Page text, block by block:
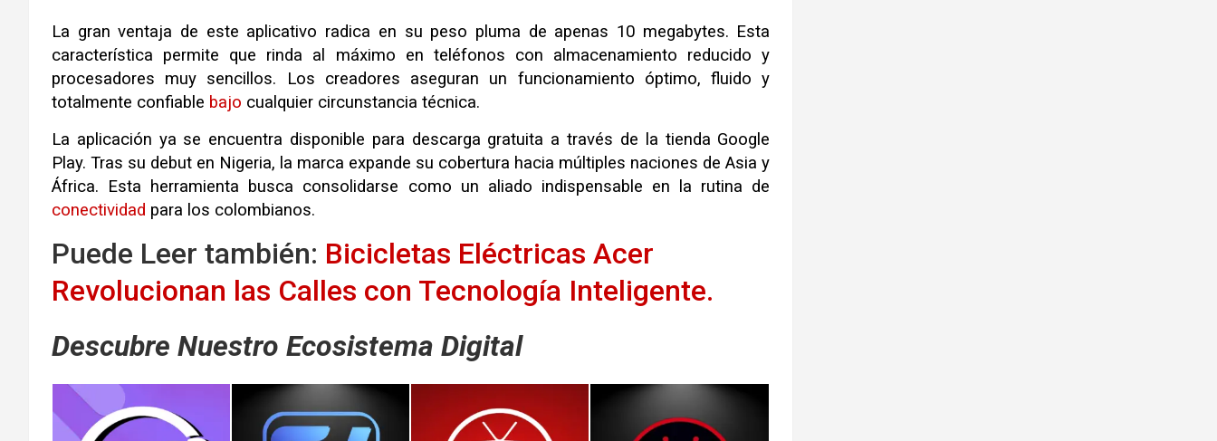
La gran ventaja de este aplicativo radica en su peso pluma de apenas 10 megabytes. Esta
característica permite que rinda al máximo en teléfonos con almacenamiento reducido y
procesadores muy sencillos.
Los creadores aseguran un funcionamiento óptimo, fluido y
totalmente confiable bajo cualquier circunstancia técnica.
La aplicación ya se encuentra disponible para descarga gratuita a través de la tienda Google
Play.Tras su debut en Nigeria, la marca expande su cobertura hacia múltiples naciones de Asia y
África. Esta herramienta busca consolidarse como un aliado indispensable en la rutina de
conectividad para los colombianos.
Puede Leer también: Bicicletas Eléctricas Acer
Revolucionan las Calles con Tecnología Inteligente.
Descubre Nuestro Ecosistema Digital